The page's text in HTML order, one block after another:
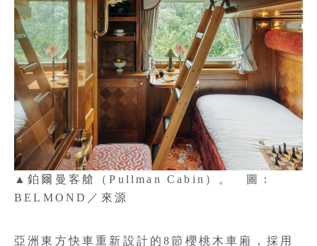
▲鉑爾曼客艙（Pullman Cabin）。 圖：
BELMOND／來源
亞洲東方快車重新設計的8節櫻桃木車廂，採用